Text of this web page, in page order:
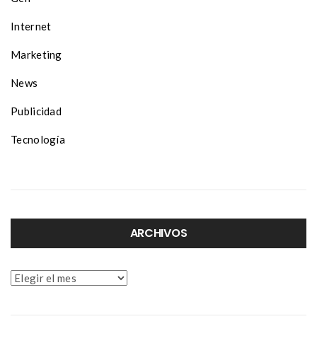
Internet
Marketing
News
Publicidad
Tecnología
ARCHIVOS
Archivos